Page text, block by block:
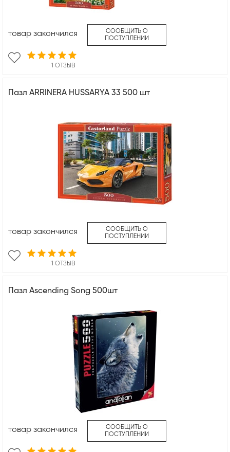
1 ОТЗЫВ
товар закончился
СООБЩИТЬ О
ПОСТУПЛЕНИИ
Пазл ARRINERA HUSSARYA 33 500 шт
1 ОТЗЫВ
товар закончился
СООБЩИТЬ О
ПОСТУПЛЕНИИ
Пазл Ascending Song 500шт
товар закончился
СООБЩИТЬ О
ПОСТУПЛЕНИИ